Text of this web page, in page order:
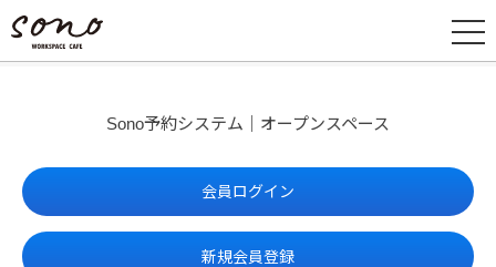
Sono予約システム｜オープンスペース
会員ログイン
新規会員登録